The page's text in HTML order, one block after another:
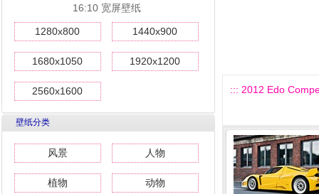
16:10 宽屏壁纸
1280x800 1440x900
1680x1050 1920x1200
2560x1600
壁纸分类
风景 人物
植物 动物
::: 2012 Edo